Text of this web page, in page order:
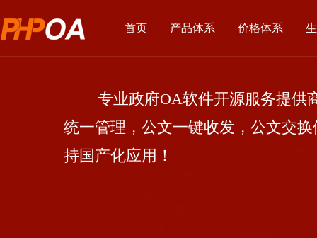
首页 产品体系 价格体系
专业政府OA软件开源服务提供商
统一管理，公文一键收发，公文交
持国产化应用！